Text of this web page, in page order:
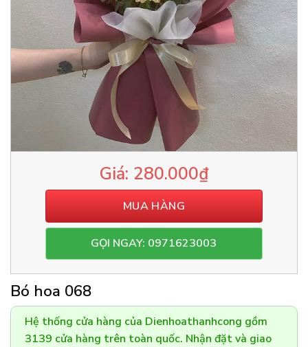
280.000₫
MUA HÀNG
GỌI NGAY: 0971623003
Bó hoa 068
Hệ thống cửa hàng của Dienhoathanhcong gồm
3139 cửa hàng trên toàn quốc. Nhận đặt và giao